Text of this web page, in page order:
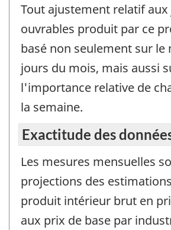
Tout ajustement relatif
ouvrables produit par ce
basé non seulement sur le
jours du mois, mais aussi
l'importance relative de
la semaine.
Exactitude des
Les mesures mensuelles
projections des
produit intérieur brut en
aux prix de base par